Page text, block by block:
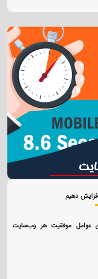
دهیم
عوامل موفقیت هر وب‌سایت